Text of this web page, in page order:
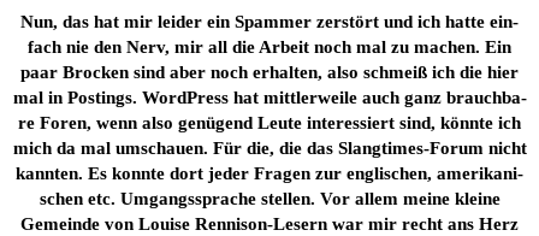
Nun, das hat mir lei­der ein Spam­mer zer­stört und ich hat­te ein­
fach nie den Nerv, mir all die Arbeit noch mal zu machen. Ein
paar Bro­cken sind aber noch erhal­ten, also schmeiß ich die hier
mal in Pos­tings. Word­Press hat mitt­ler­wei­le auch ganz brauch­ba­
re Foren, wenn also genü­gend Leu­te inter­es­siert sind, könn­te ich
mich da mal umschau­en. Für die, die das Slang­times-Forum nicht
kann­ten. Es konn­te dort jeder Fra­gen zur eng­li­schen, ame­ri­ka­ni­
schen etc. Umgangs­spra­che stel­len. Vor allem mei­ne klei­ne
Gemein­de von Loui­se Ren­ni­son-Lesern war mir recht ans Herz